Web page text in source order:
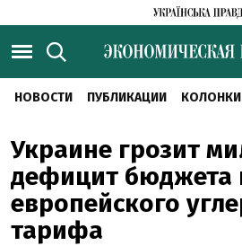
НОВОСТИ ПУБЛИКАЦИИ КОЛОНКИ
Украине грозит
дефицит бюджета
европейского
тарифа